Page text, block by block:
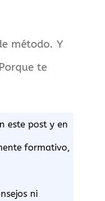
método. Y
te
este post y en
formativo,
ni